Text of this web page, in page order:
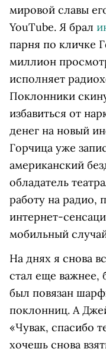
мировой славы
YouTube. Я брал
парня по кличке
миллион
исполняет
Поклонники
избавиться от
денег на новый
Горчица уже
американский
обладатель
работу на радио,
интернет-
мобильный
На днях я снова
стал еще важнее,
был повязан
поклонниц. А
«Чувак, спасибо
хочешь снова